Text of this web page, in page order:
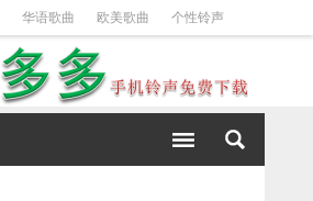
华语歌曲 欧美歌曲 个性铃声
DJ铃声 短信铃声